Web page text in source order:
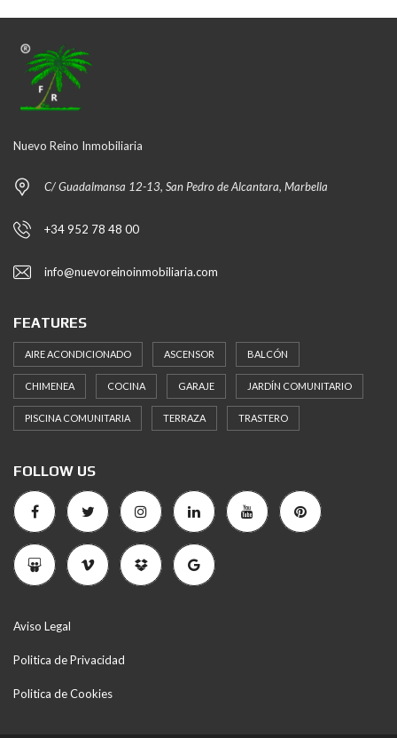
Nuevo Reino Inmobiliaria
C/ Guadalmansa 12-13, San Pedro de Alcantara, Marbella
+34 952 78 48 00
info@nuevoreinoinmobiliaria.com
FEATURES
AIRE ACONDICIONADO ASCENSOR BALCÓN
CHIMENEA COCINA GARAJE JARDÍN COMUNITARIO
PISCINA COMUNITARIA TERRAZA TRASTERO
FOLLOW US
Aviso Legal
Politica de Privacidad
Politica de Cookies